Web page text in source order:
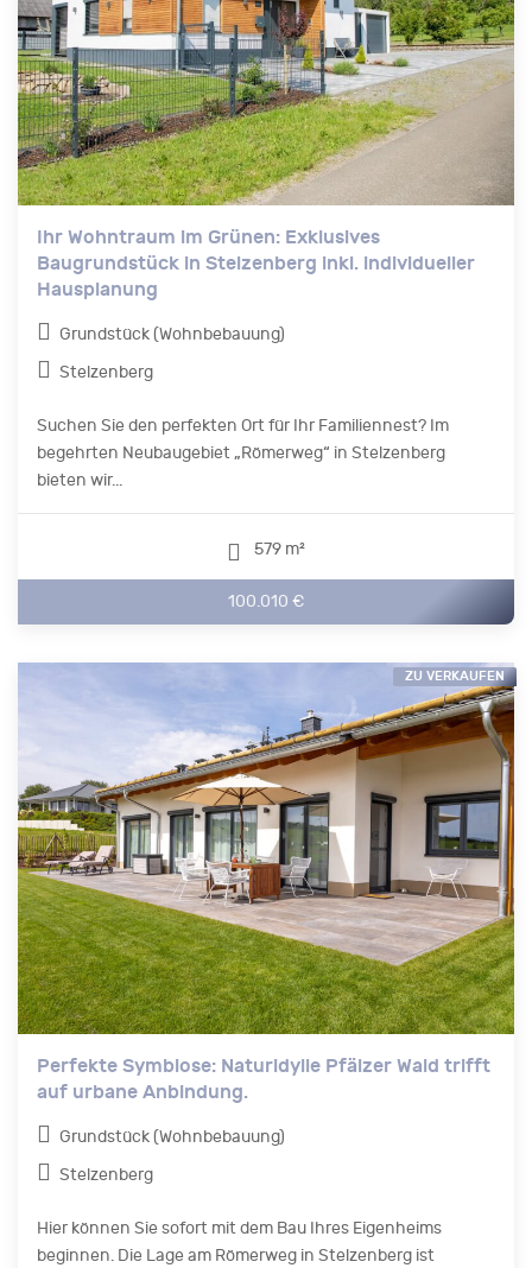
Ihr Wohntraum im Grünen: Exklusives
Baugrundstück in Stelzenberg inkl. individueller
Hausplanung
Grundstück (Wohnbebauung)
Stelzenberg
Suchen Sie den perfekten Ort für Ihr Familiennest? Im
begehrten Neubaugebiet „Römerweg“ in Stelzenberg
bieten wir...
579 m²
100.010 €
Perfekte Symbiose: Naturidylle Pfälzer Wald trifft
auf urbane Anbindung.
Grundstück (Wohnbebauung)
Stelzenberg
Hier können Sie sofort mit dem Bau Ihres Eigenheims
beginnen. Die Lage am Römerweg in Stelzenberg ist
ZU VERKAUFEN